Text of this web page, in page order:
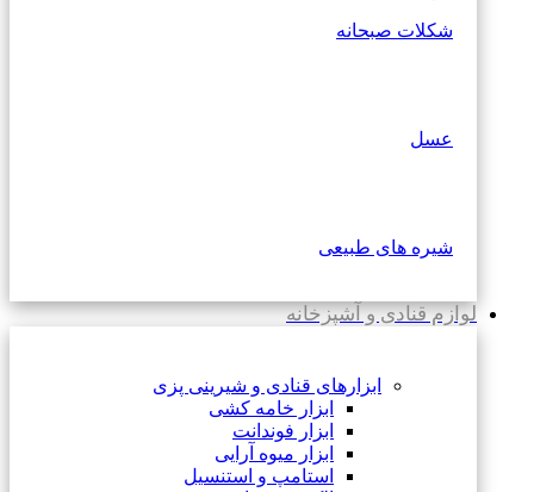
شکلات صبحانه
عسل
شیره های طبیعی
لوازم قنادی و آشپزخانه
ابزارهای قنادی و شیرینی پزی
ابزار خامه کشی
ابزار فوندانت
ابزار میوه آرایی
استامپ و استنسیل